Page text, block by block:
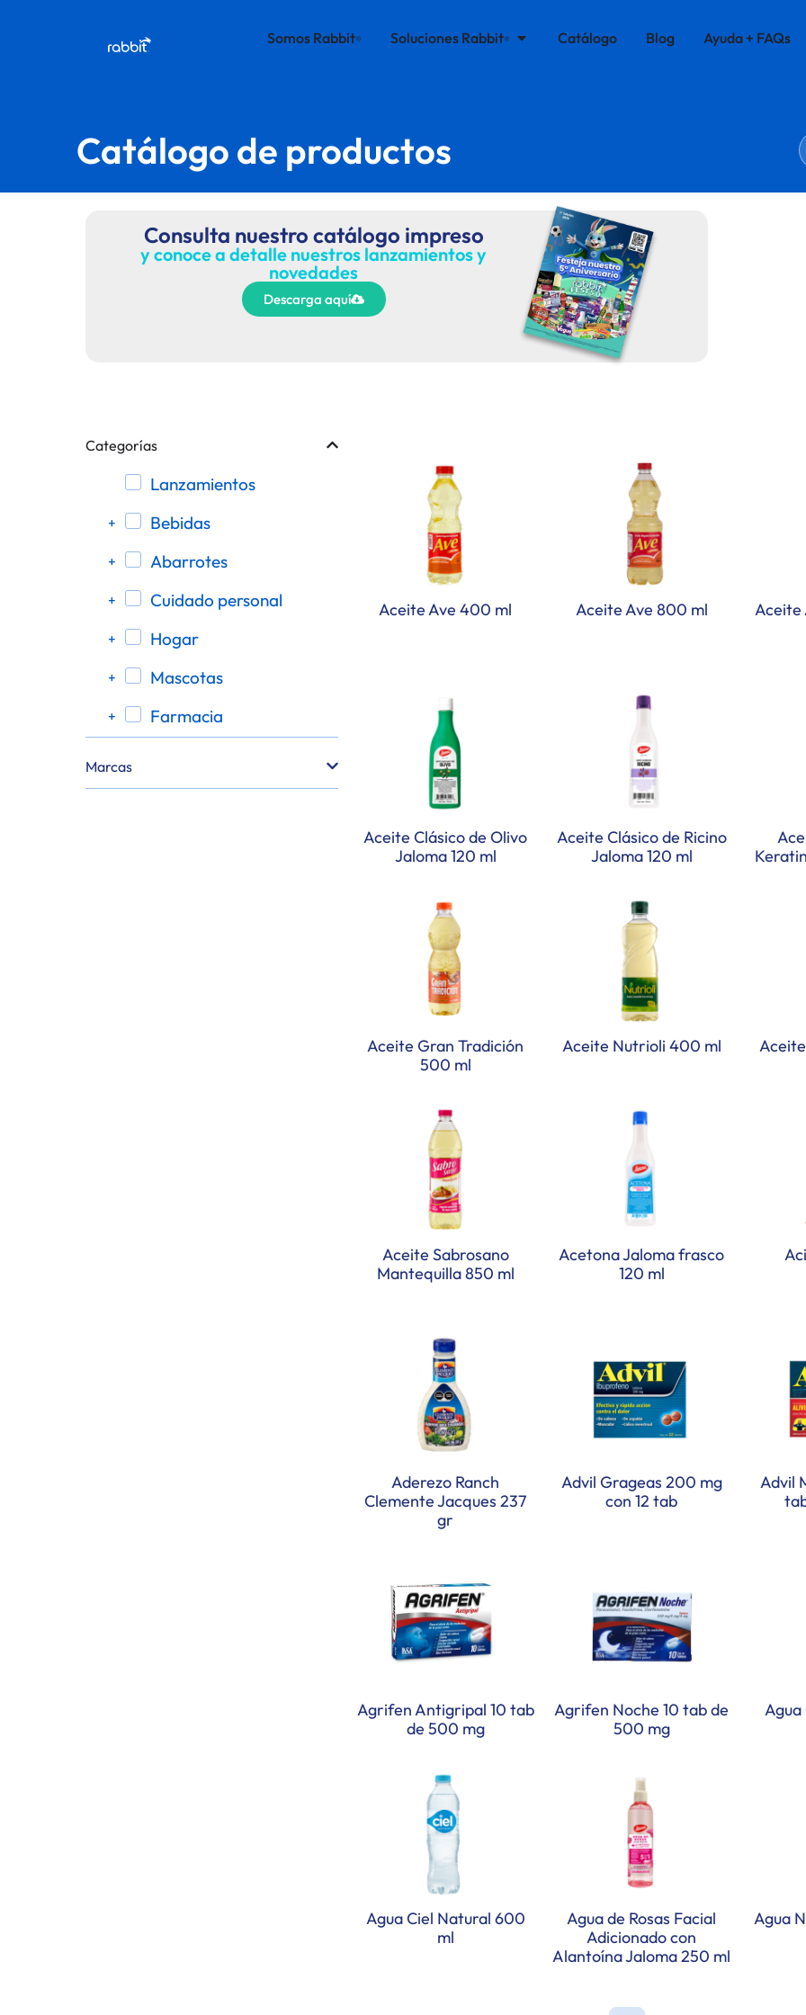
Somos Rabbit® Soluciones Rabbit® Catálogo Blog Ayuda + FAQs
Catálogo de productos
Consulta nuestro catálogo impreso
y conoce a detalle nuestros lanzamientos y
novedades
Descarga aquí
Categorías
lanzamientos
+ bebidas
+ abarrotes
+ cuidado personal
+ hogar
+ mascotas
+ farmacia
+ bebidas alcohólicas
Marcas
Aceite Ave 400 ml Aceite Ave 800 ml Aceite
Aceite Clásico de Olivo
Jaloma 120 ml
Aceite Clásico de Ricino
Jaloma 120 ml
Aceite Gran Tradición
500 ml
Aceite Nutrioli 400 ml
Aceite Sabrosano
Mantequilla 850 ml
Acetona Jaloma frasco
120 ml
Aderezo Ranch
Clemente Jacques 237
gr
Advil Grageas 200 mg
con 12 tab
Advil
Agrifen Antigripal 10 tab
de 500 mg
Agrifen Noche 10 tab de
500 mg
Agua
Agua Ciel Natural 600
ml
Agua de Rosas Facial
Adicionado con
Alantoína Jaloma 250 ml
Agua